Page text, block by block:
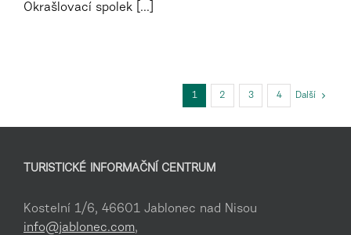
Okrašlovací spolek [...]
1 2 3 4 Další
TURISTICKÉ INFORMAČNÍ CENTRUM
Kostelní 1/6, 46601 Jablonec nad Nisou
info@jablonec.com,